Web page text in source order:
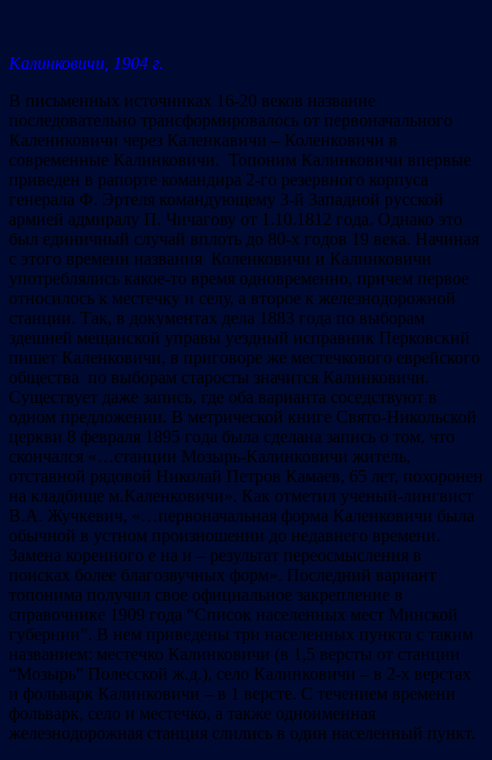
Калинковичи, 1904 г.
В письменных источниках 16-20 веков название
последовательно трансформировалось от первоначального
Калениковичи через Каленкавичи – Коленковичи в
современные Калинковичи. Топоним Калинковичи впервые
приведен в рапорте командира 2-го резервного корпуса
генерала Ф. Эртеля командующему 3-й Западной русской
армией адмиралу П. Чичагову от 1.10.1812 года. Однако это
был единичный случай вплоть до 80-х годов 19 века. Начиная
с этого времени названия Коленковичи и Калинковичи
употреблялись какое-то время одновременно, причем первое
относилось к местечку и селу, а второе к железнодорожной
станции. Так, в документах дела 1883 года по выборам
здешней мещанской управы уездный исправник Перковский
пишет Каленковичи, в приговоре же местечкового еврейского
общества по выборам старосты значится Калинковичи.
Существует даже запись, где оба варианта соседствуют в
одном предложении. В метрической книге Свято-Никольской
церкви 8 февраля 1895 года была сделана запись о том, что
скончался «…станции Мозырь-Калинковичи житель,
отставной рядовой Николай Петров Камаев, 65 лет, похоронен
на кладбище м.Каленковичи». Как отметил ученый-лингвист
В.А. Жучкевич, «…первоначальная форма Каленковичи была
обычной в устном произношении до недавнего времени.
Замена коренного е на и – результат переосмысления в
поисках более благозвучных форм». Последний вариант
топонима получил свое официальное закрепление в
справочнике 1909 года “Список населенных мест Минской
губернии”. В нем приведены три населенных пункта с таким
названием: местечко Калинковичи (в 1,5 версты от станции
“Мозырь” Полесской ж.д.), село Калинковичи – в 2-х верстах
и фольварк Калинковичи – в 1 версте. С течением времени
фольварк, село и местечко, а также одноименная
железнодорожная станция слились в один населенный пункт.